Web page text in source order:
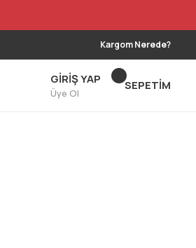
Kargom Nerede?
GİRİŞ YAP
Üye Ol
SEPETİM